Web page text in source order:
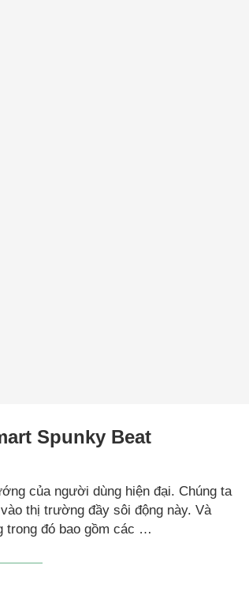
Spunky Beat
của người dùng hiện đại. Chúng ta
thị trường đầy sôi động này. Và
trong đó bao gồm các …